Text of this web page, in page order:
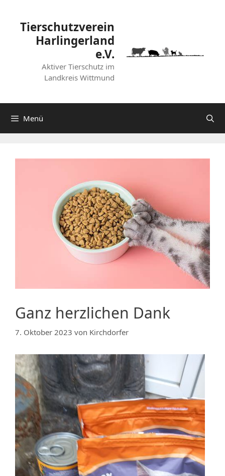
springenTierschutzverein
Harlingerland
e.V.
Aktiver Tierschutz im
Landkreis Wittmund
Menü
Ganz herzlichen Dank
7. Oktober 2023 von Kirchdorfer